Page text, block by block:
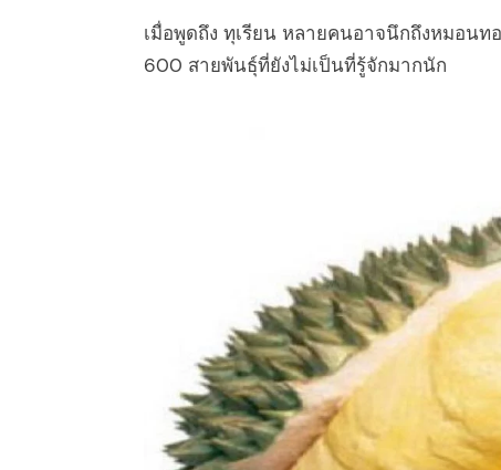
เมื่อพูดถึง ทุเรียน หลายคนอาจนึกถึงหมอนท
600 สายพันธุ์ที่ยังไม่เป็นที่รู้จักมากนัก